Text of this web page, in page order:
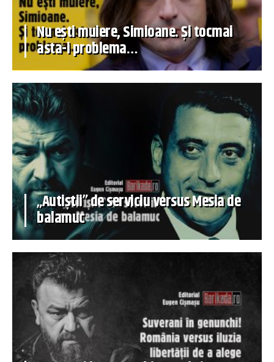
Nu ești muiere, Simioane. Și tocmai
asta-i problema…
„Autiștii” de serviciu versus Mesia de
balamuc